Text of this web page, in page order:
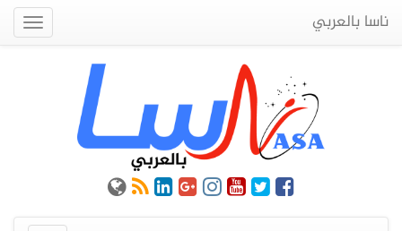
ناسا بالعربي